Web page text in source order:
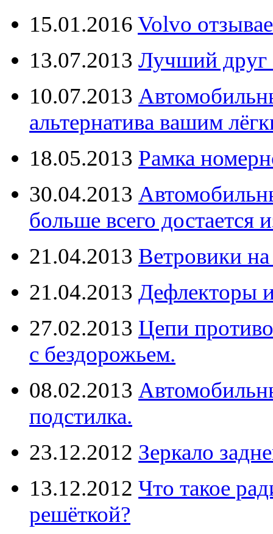
15.01.2016 Volvo
13.07.2013 Лучший друг
10.07.2013
альтернатива вашим
18.05.2013 Рамка
30.04.2013
больше всего достается
21.04.2013 Ветровики
21.04.2013 Дефлекторы
27.02.2013 Цепи
с бездорожьем.
08.02.2013
подстилка.
23.12.2012 Зеркало
13.12.2012 Что такое
решёткой?